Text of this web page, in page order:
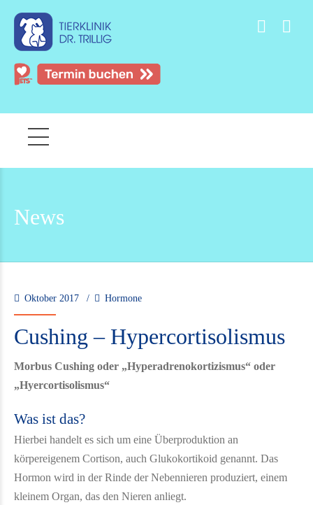
News
Oktober 2017 Hormone
Cushing – Hypercortisolismus
Morbus Cushing oder „Hyperadrenokortizismus“ oder
„Hyercortisolismus“
Was ist das?
Hierbei handelt es sich um eine Überproduktion an
körpereigenem Cortison, auch Glukokortikoid genannt. Das
Hormon wird in der Rinde der Nebennieren produziert, einem
kleinem Organ, das den Nieren anliegt.